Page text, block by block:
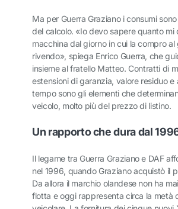
Ma per Guerra Graziano i consumi
del calcolo. «Io devo sapere quanto mi
macchina dal giorno in cui la compro al
rivendo», spiega Enrico Guerra, che
insieme al fratello Matteo. Contratti di
estensioni di garanzia, valore residuo e
tempo sono gli elementi che
veicolo, molto più del prezzo di listino.
Un rapporto che dura dal
Il legame tra Guerra Graziano e DAF
nel 1996, quando Graziano acquistò il
Da allora il marchio olandese non ha
flotta e oggi rappresenta circa la metà